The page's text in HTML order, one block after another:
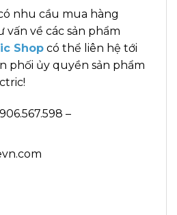
nhu cầu mua hàng
vấn về các sản phẩm
Shop có thể liên hệ tới
phối ủy quyền sản phẩm
–